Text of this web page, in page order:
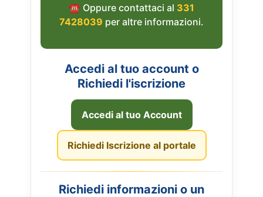
☎︎ Oppure contattaci al 331
7428039 per altre informazioni.
Accedi al tuo account o
Richiedi l'iscrizione
Accedi al tuo Account
Richiedi Iscrizione al portale
Richiedi informazioni o un